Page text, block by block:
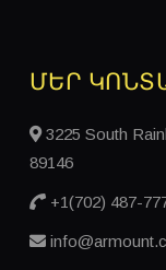
ՄԵՐ
3225 South
89146
+1(702) 487-